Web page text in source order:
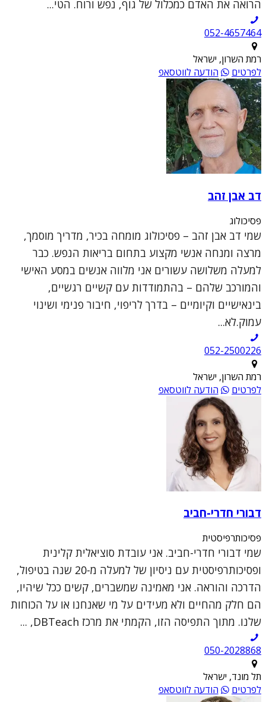
הרואה את האדם כמכלול של גוף, נפש ורוח. הטי...
052-4657464
רמת השרון, ישראל
לפרטים
הודעה לווטסאפ
דב אבן זהב
פסיכולוג
שמי דב אבן זהב – פסיכולוג מומחה בכיר, מדריך מוסמך,
מרצה ומנחה אנשי מקצוע בתחום בריאות הנפש. כבר
למעלה משלושה עשורים אני מלווה אנשים במסע האישי
והמורכב שלהם – בהתמודדות עם קשיים רגשיים,
בינאישיים וקיומיים – בדרך לריפוי, חיבור פנימי ושינוי
עמוק.לא...
052-2500226
רמת השרון, ישראל
לפרטים
הודעה לווטסאפ
דבורי חדרי-חביב
פסיכותרפיסטית
שמי דבורי חדרי-חביב. אני עובדת סוציאלית קלינית
ופסיכותרפיסטית עם ניסיון של למעלה מ-20 שנה בטיפול,
הדרכה והוראה. אני מאמינה שמשברים, קשים ככל שיהיו,
הם חלק מהחיים ולא מעידים על מי שאנחנו או על הכוחות
שלנו. מתוך התפיסה הזו, הקמתי את מרכז DBTeach, ...
050-2028868
תל מונד, ישראל
לפרטים
הודעה לווטסאפ